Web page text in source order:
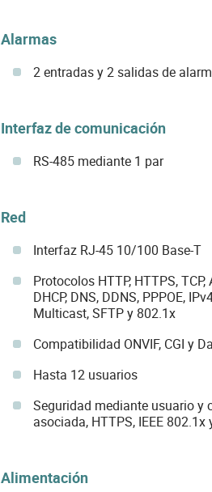
Alarmas
2 entradas y 2 salidas de
Interfaz de comunicación
RS-485 mediante 1 par
Red
Interfaz RJ-45 10/100 Base-T
Protocolos HTTP, HTTPS, TCP,
DHCP, DNS, DDNS, PPPOE,
Multicast, SFTP y 802.1x
Compatibilidad ONVIF, CGI y
Hasta 12 usuarios
Seguridad mediante usuario y
asociada, HTTPS, IEEE
Alimentación